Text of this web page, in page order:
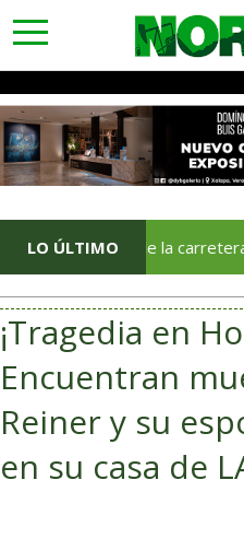
toggle
navigation
LO ÚLTIMO
total de la carretera
¡Tragedia en
Encuentran
Reiner y su
en su casa de